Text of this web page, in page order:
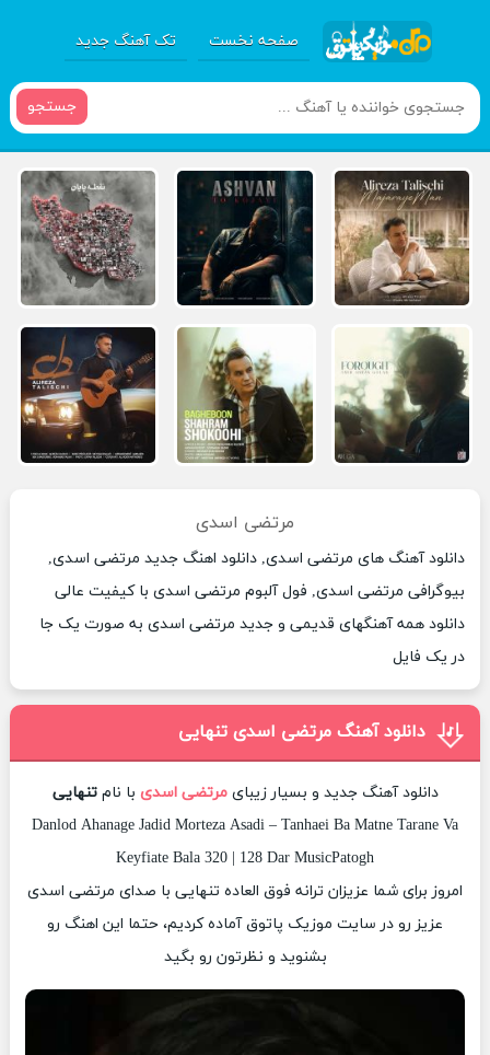
صفحه نخست تک آهنگ جدید
جستجو
مرتضی اسدی
دانلود آهنگ های مرتضی اسدی, دانلود اهنگ جدید مرتضی اسدی,
بیوگرافی مرتضی اسدی, فول آلبوم مرتضی اسدی با کیفیت عالی
دانلود همه آهنگهای قدیمی و جدید مرتضی اسدی به صورت یک جا
در یک فایل
دانلود آهنگ مرتضی اسدی تنهایی
دانلود آهنگ جدید و بسیار زیبایمرتضی اسدی با نامتنهایی
Danlod Ahanage Jadid Morteza Asadi – Tanhaei Ba Matne Tarane Va
Keyfiate Bala 320 | 128 Dar MusicPatogh
امروز برای شما عزیزان ترانه فوق العاده تنهایی با صدای مرتضی اسدی
عزیز رو در سایت موزیک پاتوق آماده کردیم، حتما این اهنگ رو
بشنوید و نظرتون رو بگید